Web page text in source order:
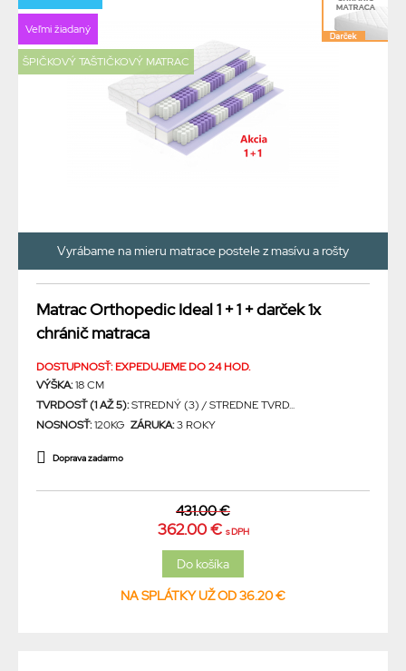
Veľmi žiadaný
ŠPIČKOVÝ TAŠTIČKOVÝ MATRAC
Vyrábame na mieru matrace postele z masívu a rošty
Matrac Orthopedic Ideal 1 + 1 + darček 1x
chránič matraca
DOSTUPNOSŤ: EXPEDUJEME DO 24 HOD.
VÝŠKA:18 CM
TVRDOSŤ (1 AŽ 5):STREDNÝ (3) / STREDNE TVRD...
NOSNOSŤ:120KG ZÁRUKA:3 ROKY
Doprava zadarmo
431.00 €
362.00 € s DPH
NA SPLÁTKY UŽ OD 36.20 €